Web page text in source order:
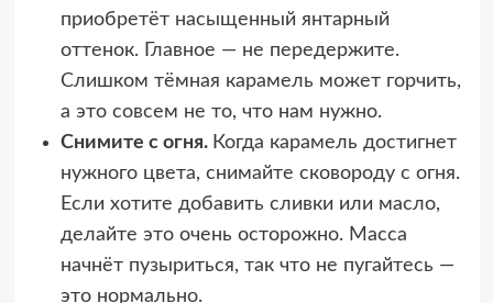
приобретёт насыщенный янтарный
оттенок. Главное — не передержите.
Слишком тёмная карамель может горчить,
а это совсем не то, что нам нужно.
Снимите с огня. Когда карамель достигнет
нужного цвета, снимайте сковороду с огня.
Если хотите добавить сливки или масло,
делайте это очень осторожно. Масса
начнёт пузыриться, так что не пугайтесь —
это нормально.